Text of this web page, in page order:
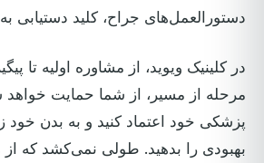
دستورالعمل‌های جراح، کلید دستیابی
در کلینیک ویوید، از مشاوره اولیه تا
مرحله از مسیر، از شما حمایت
پزشکی خود اعتماد کنید و به بدن خود
بهبودی را بدهید. طولی نمی‌کشد که از